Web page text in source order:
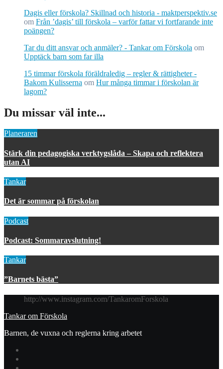
Dagis eller förskola? Skillnad och historia - maktperspektiv.se
om Från ’dagis’ till förskola – varför fattar vi fortfarande inte
poängen?
Tar du ditt ansvar och anmäler? - Tankar om Förskola om
Upptäck barn som far illa
15 timmar förskola föräldraledig – regler & rättigheter -
Bakom Kulisserna om Hur många timmar i förskolan är
lagom?
Du missar väl inte...
Planeraren
Stärk din pedagogiska verktygslåda – Skapa och reflektera
utan AI
Tankar
Det är sommar på förskolan
Podcast
Podcast: Sommaravslutning!
Tankar
”Barnets bästa”
http://www.instagram.com/TankaromForskola
Tankar om Förskola
Barnen, de vuxna och reglerna kring arbetet